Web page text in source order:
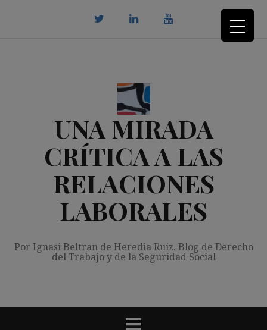
UNA MIRADA
CRÍTICA A LAS
RELACIONES
LABORALES
Por Ignasi Beltran de Heredia Ruiz. Blog de Derecho
del Trabajo y de la Seguridad Social